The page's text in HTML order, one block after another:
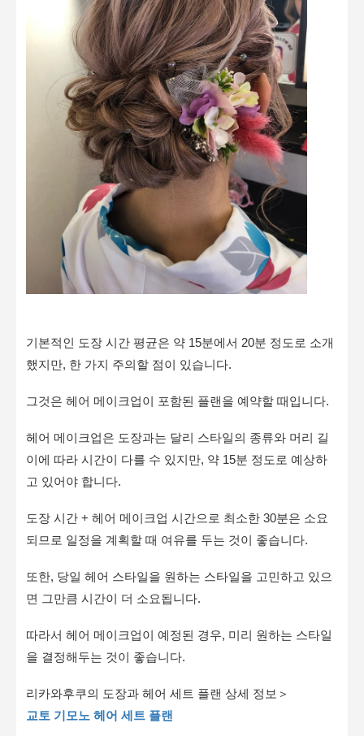
기본적인 도장 시간 평균은 약 15분에서 20분 정도로 소개
했지만, 한 가지 주의할 점이 있습니다.
그것은 헤어 메이크업이 포함된 플랜을 예약할 때입니다.
헤어 메이크업은 도장과는 달리 스타일의 종류와 머리 길
이에 따라 시간이 다를 수 있지만, 약 15분 정도로 예상하
고 있어야 합니다.
도장 시간 + 헤어 메이크업 시간으로 최소한 30분은 소요
되므로 일정을 계획할 때 여유를 두는 것이 좋습니다.
또한, 당일 헤어 스타일을 원하는 스타일을 고민하고 있으
면 그만큼 시간이 더 소요됩니다.
따라서 헤어 메이크업이 예정된 경우, 미리 원하는 스타일
을 결정해두는 것이 좋습니다.
리카와후쿠의 도장과 헤어 세트 플랜 상세 정보＞
교토 기모노 헤어 세트 플랜